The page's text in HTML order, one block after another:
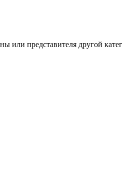
или представителя другой